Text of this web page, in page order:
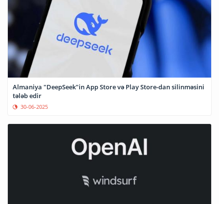
Almaniya "DeepSeek"in App Store və Play Store-dan silinməsini
tələb edir
30-06-2025